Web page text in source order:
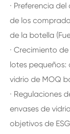
· Preferencia
de los
de la botella
· Crecimiento
lotes
vidrio de MOQ
· Regulaciones
envases de
objetivos de ESG